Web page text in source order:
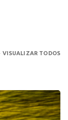
VISUALIZAR TODOS